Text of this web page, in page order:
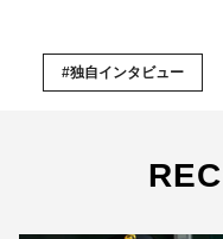
#独自インタビュー